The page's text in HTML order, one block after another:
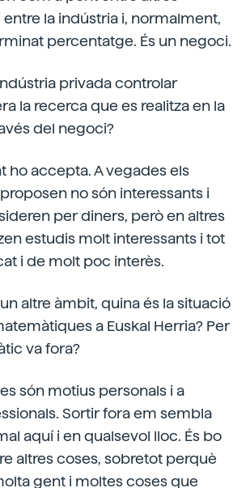
la indústria i, normalment,
percentatge. És un negoci.
privada controlar
la recerca que es realitza en la
del negoci?
ho accepta. A vegades els
no són interessants i
per diners, però en altres
estudis molt interessants i tot
i de molt poc interès.
un altre àmbit, quina és la situació
a Euskal Herria? Per
va fora?
són motius personals i a
Sortir fora em sembla
aquí i en qualsevol lloc. És bo
altres coses, sobretot perquè
gent i moltes coses que